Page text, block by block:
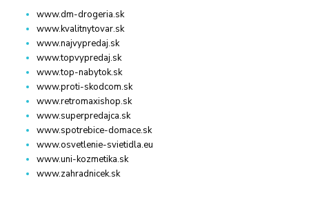
www.dm-drogeria.sk
www.kvalitnytovar.sk
www.najvypredaj.sk
www.topvypredaj.sk
www.top-nabytok.sk
www.proti-skodcom.sk
www.retromaxishop.sk
www.superpredajca.sk
www.spotrebice-domace.sk
www.osvetlenie-svietidla.eu
www.uni-kozmetika.sk
www.zahradnicek.sk